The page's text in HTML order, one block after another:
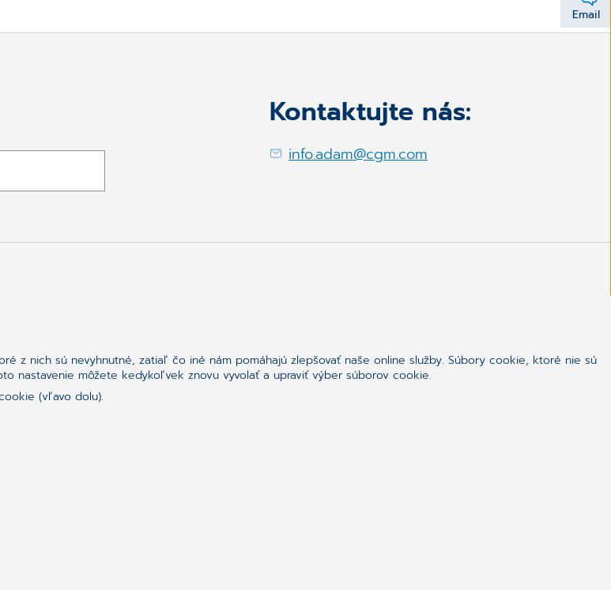
Email
Kontaktujte nás:
info.adam@cgm.com
z nich sú nevyhnutné, zatiaľ čo iné nám pomáhajú zlepšovať naše online služby. Súbory cookie, ktoré nie sú
nastavenie môžete kedykoľvek znovu vyvolať a upraviť výber súborov cookie.
(vľavo dolu).